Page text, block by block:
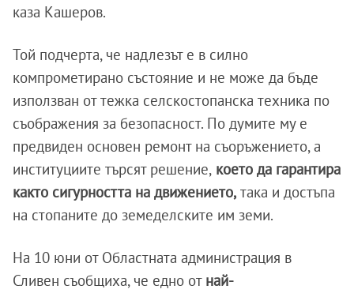
каза Кашеров.
Той подчерта, че надлезът е в силно
компрометирано състояние и не може да бъде
използван от тежка селскостопанска техника по
съображения за безопасност. По думите му е
предвиден основен ремонт на съоръжението, а
институциите търсят решение, което да гарантира
както сигурността на движението, така и достъпа
на стопаните до земеделските им земи.
На 10 юни от Областната администрация в
Сливен съобщиха, че едно от най-